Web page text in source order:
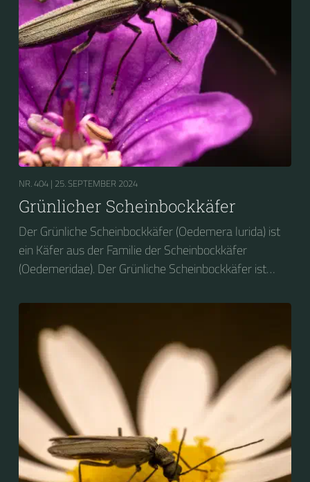
NR. 404 | 25. SEPTEMBER 2024
Grünlicher Scheinbockkäfer
Der Grünliche Scheinbockkäfer (Oedemera lurida) ist
ein Käfer aus der Familie der Scheinbockkäfer
(Oedemeridae). Der Grünliche Scheinbockkäfer ist
Scheinbockkäfer (Oedemera nobilis).